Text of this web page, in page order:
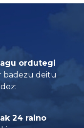
ordutegi
badezu deitu
24 raino